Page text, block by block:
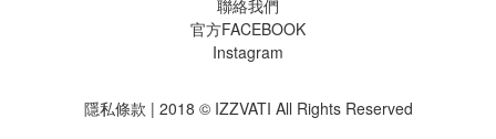
聯絡我們
官方FACEBOOK
Instagram
隱私條款 | 2018 © IZZVATI All Rights Reserved